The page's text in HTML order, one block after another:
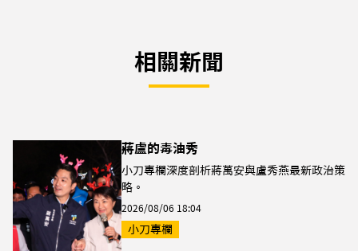
相關新聞
蔣盧的毒油秀
小刀專欄深度剖析蔣萬安與盧秀燕最新政治策
略。
2026/08/06 18:04
小刀專欄